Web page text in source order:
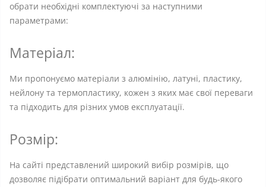
обрати необхідні комплектуючі за наступними
параметрами:
Матеріал:
Ми пропонуємо матеріали з алюмінію, латуні, пластику,
нейлону та термопластику, кожен з яких має свої переваги
та підходить для різних умов експлуатації.
Розмір:
На сайті представлений широкий вибір розмірів, що
дозволяє підібрати оптимальний варіант для будь-якого